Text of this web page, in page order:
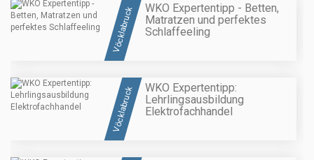
Vöcklabruck
WKO Expertentipp - Betten,
Matratzen und perfektes
Schlaffeeling
Vöcklabruck
WKO Expertentipp:
Lehrlingsausbildung
Elektrofachhandel